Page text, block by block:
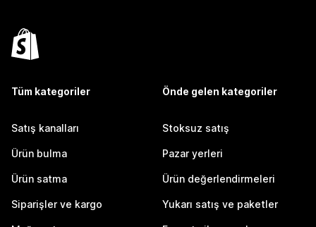
Tüm kategoriler
Satış kanalları
Ürün bulma
Ürün satma
Siparişler ve kargo
Önde gelen kategoriler
Stoksuz satış
Pazar yerleri
Ürün değerlendirmeleri
Yukarı satış ve paketler